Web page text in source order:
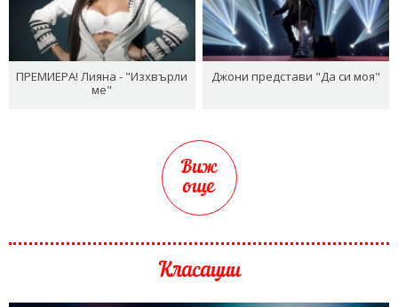
ПРЕМИЕРА! Лияна - "Изхвърли
ме"
Джони представи "Да си моя"
Виж
още
Класации